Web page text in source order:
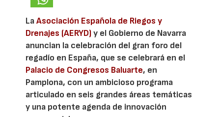
LaAsociación Española de Riegos y
Drenajes (AERYD)y el Gobierno de Navarra
anuncian la celebración del gran foro del
regadío en España, que se celebrará en el
Palacio de Congresos Baluarte, en
Pamplona, con un ambicioso programa
articulado en seis grandes áreas temáticas
y una potente agenda de innovación